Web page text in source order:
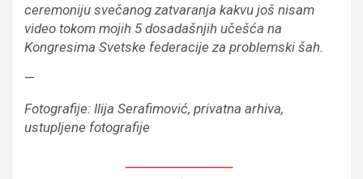
ceremoniju svečanog zatvaranja kakvu još nisam
video tokom mojih 5 dosadašnjih učešća na
Kongresima Svetske federacije za problemski šah.
—
Fotografije: Ilija Serafimović, privatna arhiva,
ustupljene fotografije